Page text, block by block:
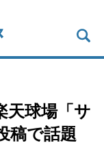
天球場「サ
稿で話題